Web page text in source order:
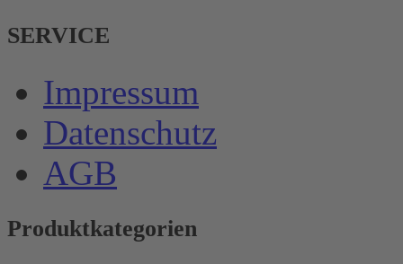
SERVICE
Impressum
Datenschutz
AGB
Produktkategorien